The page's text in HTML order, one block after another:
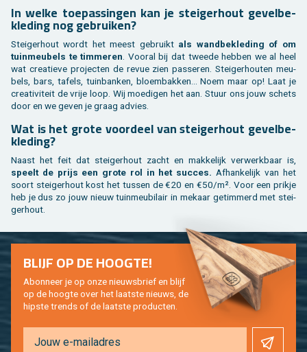
In welke toe­pas­sin­gen kan je stei­ger­hout ge­vel­be­
kle­ding nog ge­brui­ken?
Stei­ger­hout wordt het meest ge­bruikt als wand­be­kle­ding of om
tuin­meu­bels te tim­me­ren . Voor­al bij dat twee­de heb­ben we al heel
wat cre­a­tie­ve pro­jec­ten de revue zien pas­se­ren. Stei­ger­hou­ten meu­
bels, bars, ta­fels, tuin­ban­ken, bloem­bak­ken... Noem maar op! Laat je
cre­a­ti­vi­teit de vrije loop. Wij moe­di­gen het aan. Stuur ons jouw schets
door en we geven je graag ad­vies.
Wat is het grote voor­deel van stei­ger­hout ge­vel­be­
kle­ding?
Naast het feit dat stei­ger­hout zacht en mak­ke­lijk ver­werk­baar is,
speelt de prijs een grote rol in het suc­ces. Af­han­ke­lijk van het
soort stei­ger­hout kost het tus­sen de €20 en €50/m². Voor een prik­je
heb je dus zo jouw nieuw tuin­meu­bi­lair in me­kaar ge­tim­merd met stei­
ger­hout.
BLIJF OP DE HOOG­TE!
Abon­neer je op onze nieuws­brief en blijf
op de hoog­te over het laat­ste nieuws, de
hip­s­te trends of de laat­ste pro­duc­ten.